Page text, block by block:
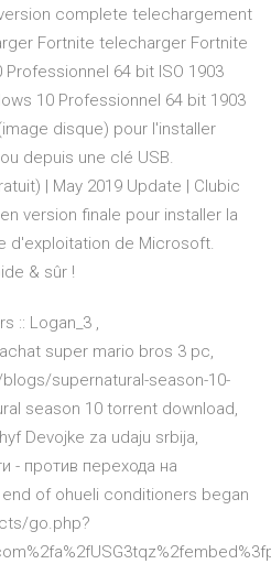
complete telechargement
Fortnite telecharger Fortnite
64 bit ISO 1903
10 Professionnel 64 bit 1903
disque) pour l'installer
depuis une clé USB.
| May 2019 Update | Clubic
version finale pour installer la
d'exploitation de Microsoft.
& sûr !
:: Logan_3 ,
super mario bros 3 pc,
supernatural-season-10-
season 10 torrent download,
Devojke za udaju srbija,
- против перехода на
of ohueli conditioners began
go.php?